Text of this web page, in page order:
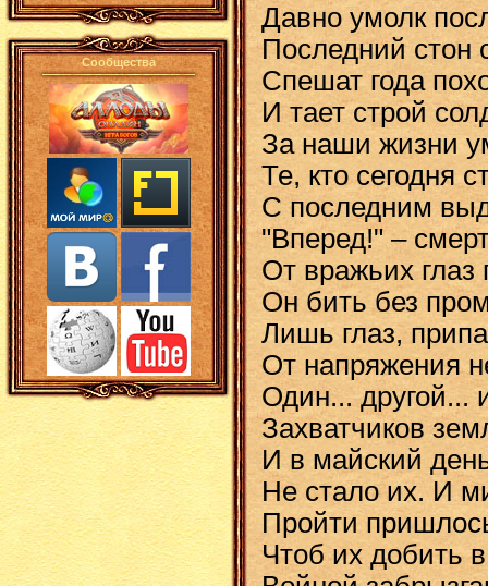
Сообщества
Давно умолк
Последний стон
Спешат года
И тает строй
За наши жизни
Те, кто сегодня
С последним
"Вперед!" –
От вражьих
Он бить без
Лишь глаз,
От напряжения
Один...
Захватчиков
И в майский
Не стало их. И
Пройти
Чтоб их добить